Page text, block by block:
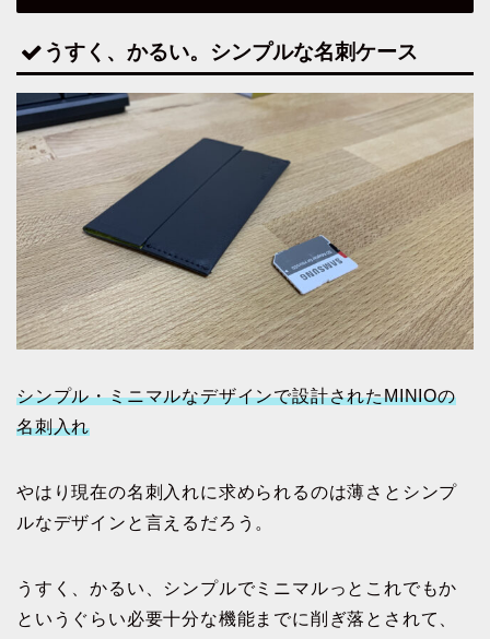
うすく、かるい。シンプルな名刺ケース
シンプル・ミニマルなデザインで設計されたMINIOの
名刺入れ
やはり現在の名刺入れに求められるのは薄さとシンプ
ルなデザインと言えるだろう。
うすく、かるい、シンプルでミニマルっとこれでもか
というぐらい必要十分な機能までに削ぎ落とされて、